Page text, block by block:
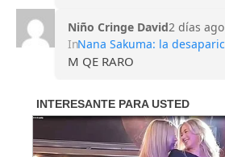
Niño Cringe David2 días ago
In
M QE RARO